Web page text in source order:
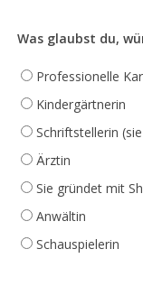
Was glaubst du,
Professionelle
Kindergärtnerin
Schriftstellerin
Ärztin
Sie gründet mit
Anwältin
Schauspielerin